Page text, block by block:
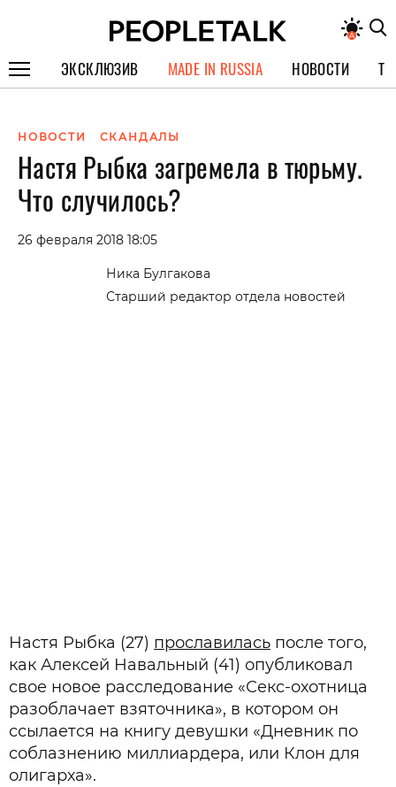
ЭКСКЛЮЗИВ
СПЕЦПРОЕКТЫ
ИНТЕРВЬЮ
ПОКОЛЕНИЕ
MADE IN RUSSIA НОВОСТИ
НОВОСТИ СКАНДАЛЫ
Настя Рыбка загремела в тюрьму.
Что случилось?
26 февраля 2018 18:05
Ника Булгакова
Старший редактор отдела новостей
Настя Рыбка (27) прославилась после того,
как Алексей Навальный (41) опубликовал
свое новое расследование «Секс-охотница
разоблачает взяточника», в котором он
ссылается на книгу девушки «Дневник по
соблазнению миллиардера, или Клон для
олигарха».